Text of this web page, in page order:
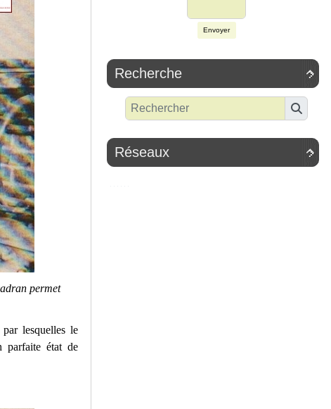
permet
lesquelles le
parfaite état de
Envoyer

Recherche

Réseaux